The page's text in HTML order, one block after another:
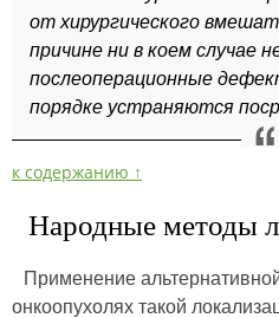
от хирургического
причине ни в коем случае
послеоперационные
порядке устраняются
к содержанию ↑
Народные методы
Применение
онкоопухолях такой